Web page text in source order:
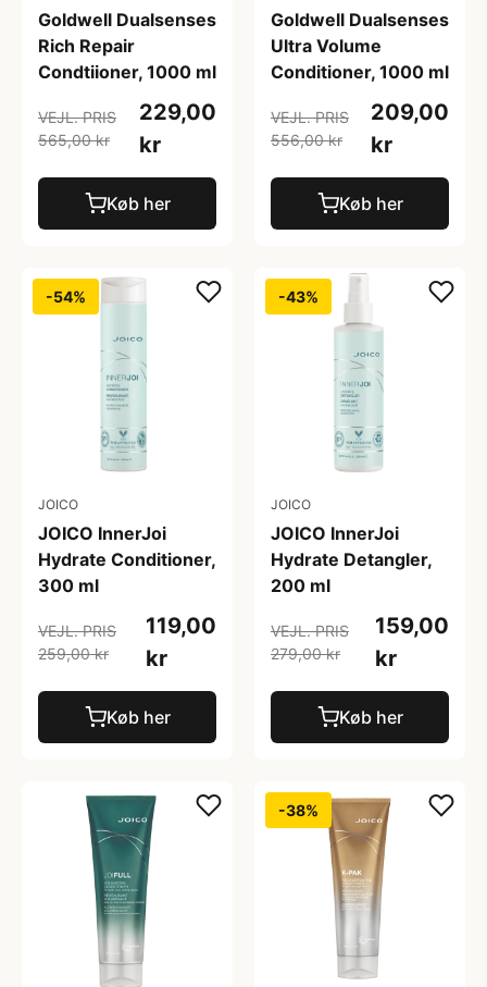
Goldwell Dualsenses
Rich Repair
Condtiioner, 1000 ml
VEJL. PRIS
565,00 kr
229,00
kr
Køb her
Goldwell Dualsenses
Ultra Volume
Conditioner, 1000 ml
VEJL. PRIS
556,00 kr
209,00
kr
Køb her
-54%
JOICO
JOICO InnerJoi
Hydrate Conditioner,
300 ml
VEJL. PRIS
259,00 kr
119,00
kr
Køb her
-43%
JOICO
JOICO InnerJoi
Hydrate Detangler,
200 ml
VEJL. PRIS
279,00 kr
159,00
kr
Køb her
-38%